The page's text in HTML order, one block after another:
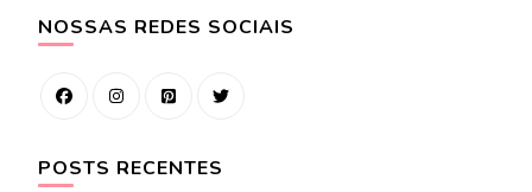
NOSSAS REDES SOCIAIS
POSTS RECENTES